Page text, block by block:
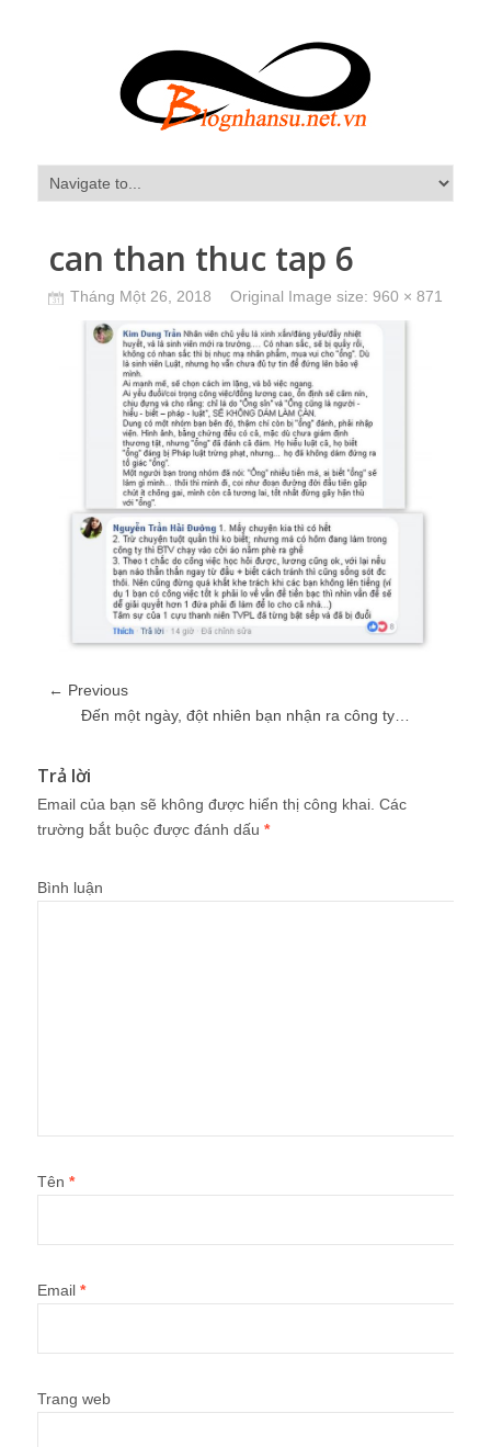
can than thuc tap 6
Tháng Một 26, 2018 Original Image size: 960 × 871
← Previous
Đến một ngày, đột nhiên bạn nhận ra công ty…
Trả lời
Email của bạn sẽ không được hiển thị công khai. Các
trường bắt buộc được đánh dấu *
Bình luận
Tên *
Email *
Trang web